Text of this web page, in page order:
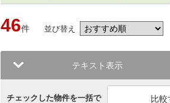
46件 並び替え
テキスト表示
チェックした物件を一括で